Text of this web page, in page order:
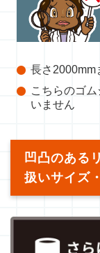
長さ2000mm
こちらのゴ
いません
凹凸のある
扱いサイズ